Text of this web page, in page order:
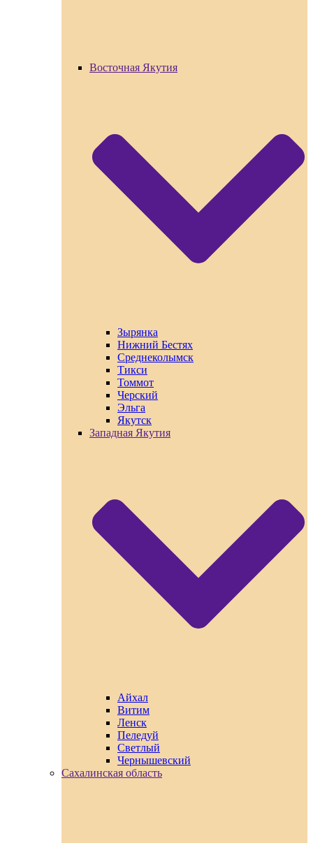
Восточная Якутия
Зырянка
Нижний Бестях
Среднеколымск
Тикси
Томмот
Черский
Эльга
Якутск
Западная Якутия
Айхал
Витим
Ленск
Пеледуй
Светлый
Чернышевский
Сахалинская область